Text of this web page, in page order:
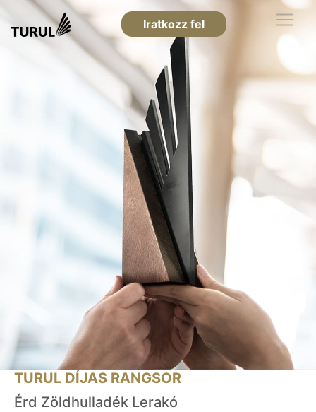
Iratkozz fel
TURUL DÍJAS RANGSOR
Érd Zöldhulladék Lerakó